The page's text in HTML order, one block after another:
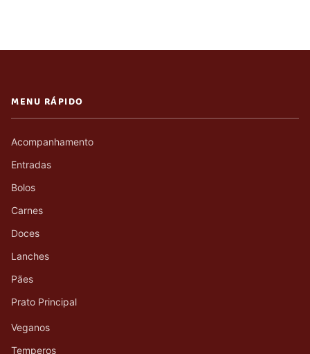
MENU RÁPIDO
Acompanhamento
Entradas
Bolos
Carnes
Doces
Lanches
Pães
Prato Principal
Veganos
Temperos